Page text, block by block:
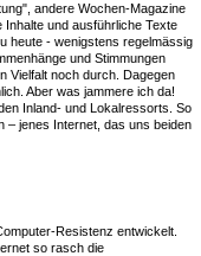
andere Wochen-Magazine
und ausführliche Texte
heute - wenigstens regelmässig
und Stimmungen
Vielfalt noch durch. Dagegen
Aber was jammere ich da!
Inland- und Lokalressorts. So
– jenes Internet, das uns beiden
Resistenz entwickelt.
so rasch die